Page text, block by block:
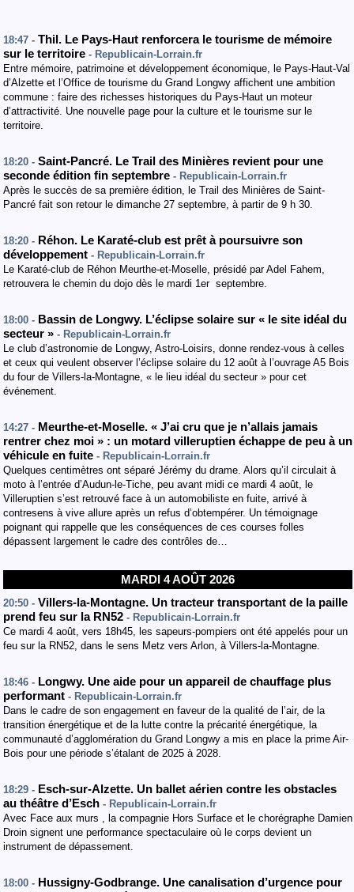
18:47 - Thil. Le Pays-Haut renforcera le tourisme de mémoire
sur le territoire - Republicain-Lorrain.fr
Entre mémoire, patrimoine et développement économique, le Pays-Haut-Val
d’Alzette et l’Office de tourisme du Grand Longwy affichent une ambition
commune : faire des richesses historiques du Pays-Haut un moteur
d’attractivité. Une nouvelle page pour la culture et le tourisme sur le
territoire.
18:20 - Saint-Pancré. Le Trail des Minières revient pour une
seconde édition fin septembre - Republicain-Lorrain.fr
Après le succès de sa première édition, le Trail des Minières de Saint-
Pancré fait son retour le dimanche 27 septembre, à partir de 9 h 30.
18:20 - Réhon. Le Karaté-club est prêt à poursuivre son
développement - Republicain-Lorrain.fr
Le Karaté-club de Réhon Meurthe-et-Moselle, présidé par Adel Fahem,
retrouvera le chemin du dojo dès le mardi 1er septembre.
18:00 - Bassin de Longwy. L’éclipse solaire sur « le site idéal du
secteur » - Republicain-Lorrain.fr
Le club d’astronomie de Longwy, Astro-Loisirs, donne rendez-vous à celles
et ceux qui veulent observer l’éclipse solaire du 12 août à l’ouvrage A5 Bois
du four de Villers-la-Montagne, « le lieu idéal du secteur » pour cet
événement.
14:27 - Meurthe-et-Moselle. « J’ai cru que je n’allais jamais
rentrer chez moi » : un motard villeruptien échappe de peu à un
véhicule en fuite - Republicain-Lorrain.fr
Quelques centimètres ont séparé Jérémy du drame. Alors qu’il circulait à
moto à l’entrée d’Audun-le-Tiche, peu avant midi ce mardi 4 août, le
Villeruptien s’est retrouvé face à un automobiliste en fuite, arrivé à
contresens à vive allure après un refus d’obtempérer. Un témoignage
poignant qui rappelle que les conséquences de ces courses folles
dépassent largement le cadre des contrôles de…
MARDI 4 AOÛT 2026
20:50 - Villers-la-Montagne. Un tracteur transportant de la paille
prend feu sur la RN52 - Republicain-Lorrain.fr
Ce mardi 4 août, vers 18h45, les sapeurs-pompiers ont été appelés pour un
feu sur la RN52, dans le sens Metz vers Arlon, à Villers-la-Montagne.
18:46 - Longwy. Une aide pour un appareil de chauffage plus
performant - Republicain-Lorrain.fr
Dans le cadre de son engagement en faveur de la qualité de l’air, de la
transition énergétique et de la lutte contre la précarité énergétique, la
communauté d’agglomération du Grand Longwy a mis en place la prime Air-
Bois pour une période s’étalant de 2025 à 2028.
18:29 - Esch-sur-Alzette. Un ballet aérien contre les obstacles
au théâtre d’Esch - Republicain-Lorrain.fr
Avec Face aux murs , la compagnie Hors Surface et le chorégraphe Damien
Droin signent une performance spectaculaire où le corps devient un
instrument de dépassement.
18:00 - Hussigny-Godbrange. Une canalisation d’urgence pour